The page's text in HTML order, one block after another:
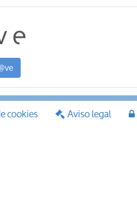
cookies Aviso legal